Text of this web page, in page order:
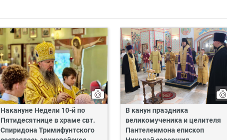
Накануне Недели 10-й по
Пятидесятнице в храме свт.
Спиридона Тримифунтского
В канун праздника
великомученика и целителя
Пантелеимона епископ